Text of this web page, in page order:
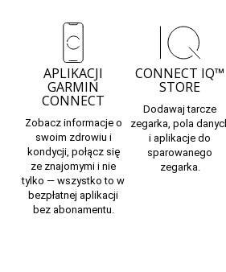
APLIKACJI
GARMIN
CONNECT
Zobacz informacje o
swoim zdrowiu i
kondycji, połącz się
ze znajomymi i nie
tylko — wszystko to w
bezpłatnej aplikacji
bez abonamentu.
CONNECT IQ™
STORE
Dodawaj tarcze
zegarka, pola
i aplikacje do
sparowanego
zegarka.